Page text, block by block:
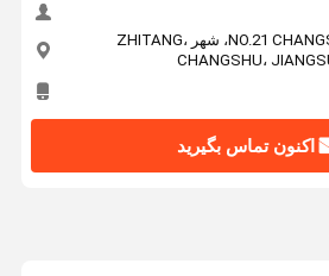
NO.21 CHANGSHEN INDUSTRIAL PARK، شهر ZHITANG،
اکنون تماس بگیرید